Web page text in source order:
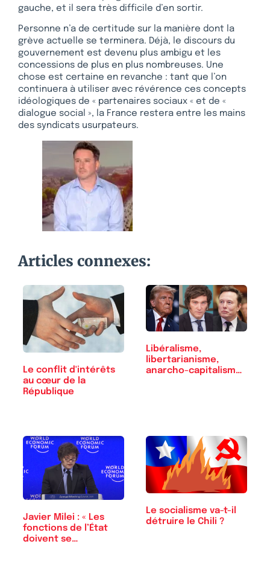
gauche, et il sera très difficile d’en sortir.
Personne n’a de certitude sur la manière dont la
grève actuelle se terminera. Déjà, le discours du
gouvernement est devenu plus ambigu et les
concessions de plus en plus nombreuses. Une
chose est certaine en revanche : tant que l’on
continuera à utiliser avec révérence ces concepts
idéologiques de « partenaires sociaux « et de «
dialogue social », la France restera entre les mains
des syndicats usurpateurs.
Articles connexes:
Le conflit d'intérêts
au cœur de la
République
Libéralisme,
libertarianisme,
anarcho-capitalisme :
Javier Milei : « Les
fonctions de l’État
doivent se…
Le socialisme va-t-il
détruire le Chili ?